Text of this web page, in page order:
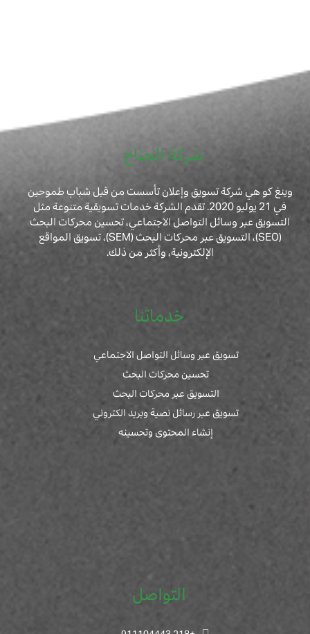
شركة الجناح
وينغ كو هي شركة تسويق وإعلان تأسست من قبل شباب طموحين
في 21 يوليو 2020. تقدم الشركة خدمات تسويقية متنوعة مثل
التسويق عبر وسائل التواصل الاجتماعي، تحسين محركات البحث
(SEO)، التسويق عبر محركات البحث (SEM)، تسويق المواقع
الإلكترونية، وأكثر من ذلك.
خدماتنا
تسويق عبر وسائل التواصل الاجتماعي
تحسين محركات البحث
التسويق عبر محركات البحث
تسويق عبر رسائل نصية وبريد الكتروني
إنشاء المحتوى وتحسينه
التواصل